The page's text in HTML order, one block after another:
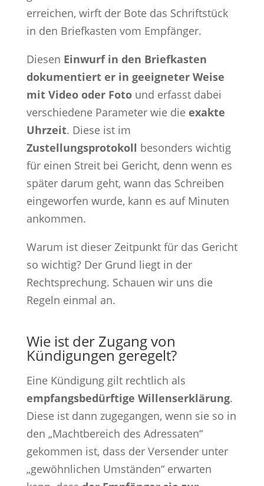
erreichen, wirft der Bote das Schriftstück
in den Briefkasten vom Empfänger.
Diesen Einwurf in den Briefkasten
dokumentiert er in geeigneter Weise
mit Video oder Fotound erfasst dabei
verschiedene Parameter wie die exakte
Uhrzeit. Diese ist im
Zustellungsprotokoll besonders wichtig
für einen Streit bei Gericht, denn wenn es
später darum geht, wann das Schreiben
eingeworfen wurde, kann es auf Minuten
ankommen.
Warum ist dieser Zeitpunkt für das Gericht
so wichtig? Der Grund liegt in der
Rechtsprechung. Schauen wir uns die
Regeln einmal an.
Wie ist der Zugang von
Kündigungen geregelt?
Eine Kündigung gilt rechtlich als
empfangsbedürftige Willenserklärung.
Diese ist dann zugegangen, wenn sie so in
den „Machtbereich des Adressaten“
gekommen ist, dass der Versender unter
„gewöhnlichen Umständen“ erwarten